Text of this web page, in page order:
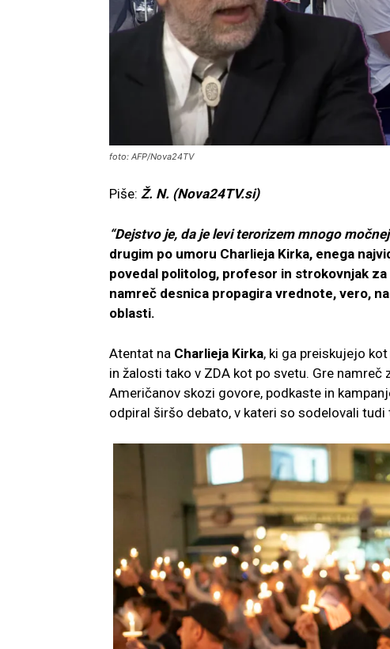
foto: AFP/Nova24TV
Piše: Ž. N. (Nova24TV.si)
“Dejstvo je, da je levi terorizem mnogo
drugim po umoru Charlieja Kirka, enega
povedal politolog, profesor in strokovnjak
namreč desnica propagira vrednote, vero,
oblasti.
Atentat na Charlieja Kirka, ki ga preiskujejo
in žalosti tako v ZDA kot po svetu. Gre
Američanov skozi govore, podkaste in
odpiral širšo debato, v kateri so sodelovali